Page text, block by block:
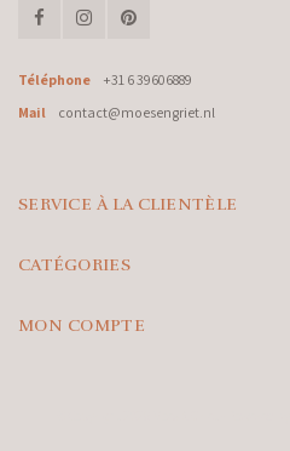
Téléphone
+31 6 39606889
Mail
contact@moesengriet.nl
SERVICE À LA CLIENTÈLE
CATÉGORIES
MON COMPTE